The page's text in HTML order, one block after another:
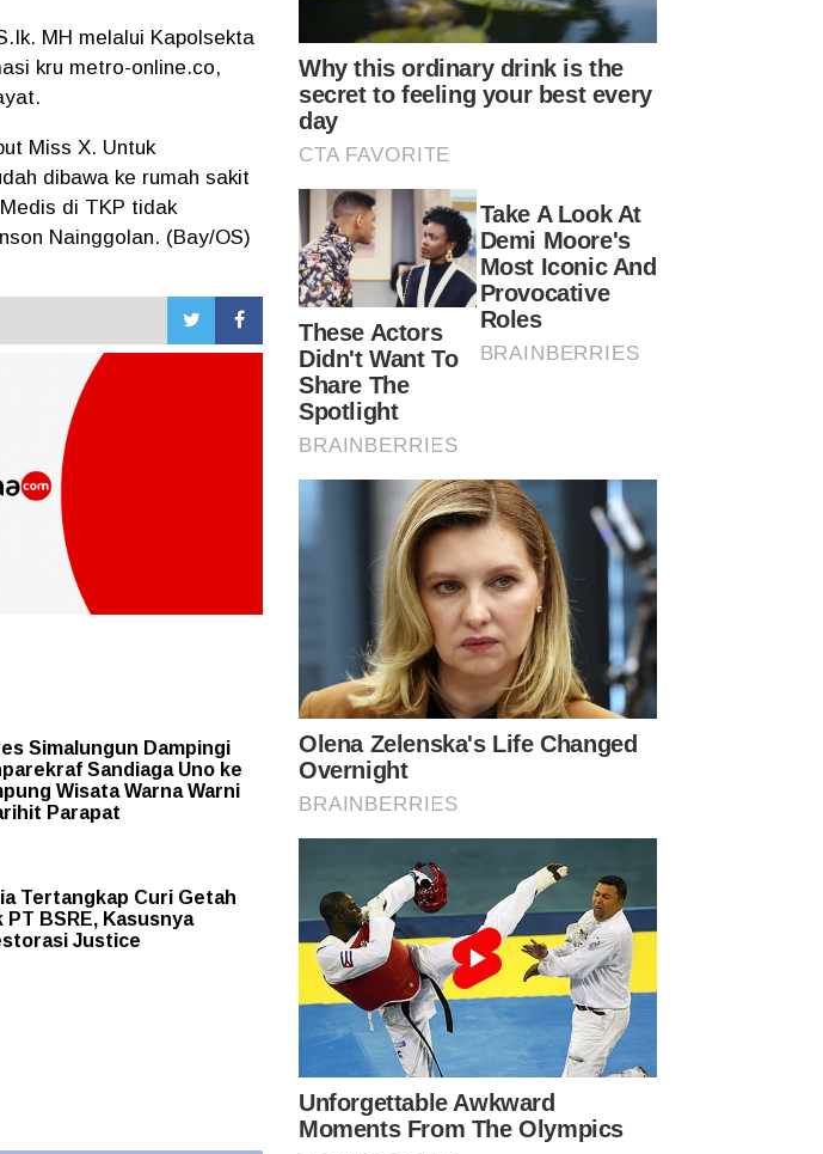
MH melalui Kapolsekta
kru metro-online.co,
Miss X. Untuk
dibawa ke rumah sakit
di TKP tidak
Nainggolan. (Bay/OS)
Simalungun Dampingi
Sandiaga Uno ke
Wisata Warna Warni
Parapat
Tertangkap Curi Getah
PT BSRE, Kasusnya
Justice